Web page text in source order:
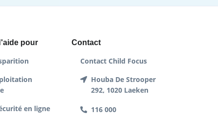
pour
en ligne
Contact
Contact Child Focus
Houba De Strooper
292, 1020 Laeken
116 000